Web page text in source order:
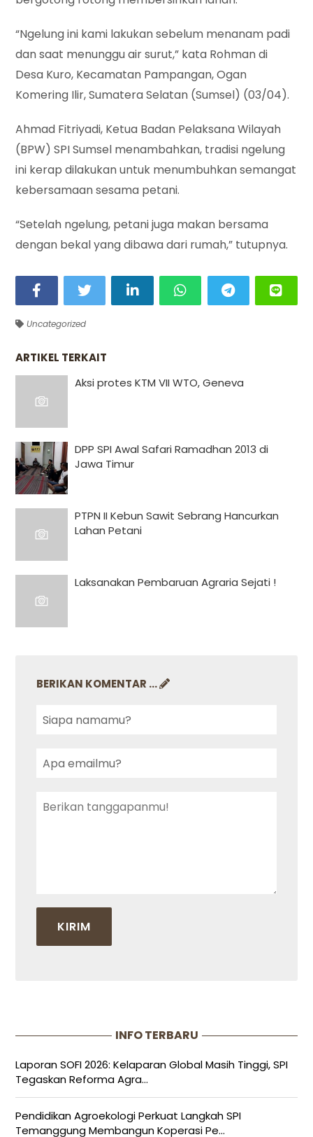
“Ngelung ini kami lakukan sebelum menanam padi
dan saat menunggu air surut,” kata Rohman di
Desa Kuro, Kecamatan Pampangan, Ogan
Komering Ilir, Sumatera Selatan (Sumsel) (03/04).
Ahmad Fitriyadi, Ketua Badan Pelaksana Wilayah
(BPW) SPI Sumsel menambahkan, tradisi ngelung
ini kerap dilakukan untuk menumbuhkan semangat
kebersamaan sesama petani.
“Setelah ngelung, petani juga makan bersama
dengan bekal yang dibawa dari rumah,” tutupnya.
Uncategorized
ARTIKEL TERKAIT
Aksi protes KTM VII WTO, Geneva
DPP SPI Awal Safari Ramadhan 2013 di
Jawa Timur
PTPN II Kebun Sawit Sebrang Hancurkan
Lahan Petani
Laksanakan Pembaruan Agraria Sejati !
BERIKAN KOMENTAR ...
INFO TERBARU
Laporan SOFI 2026: Kelaparan Global Masih Tinggi, SPI
Tegaskan Reforma Agra...
Pendidikan Agroekologi Perkuat Langkah SPI
Temanggung Membangun Koperasi Pe...